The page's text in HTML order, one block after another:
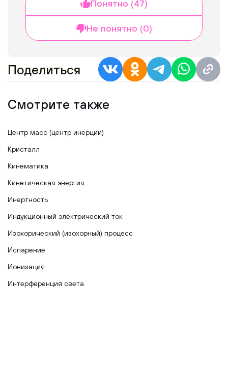
Понятно (47)
Не понятно (0)
Поделиться
Смотрите также
Центр масс (центр инерции)
Кристалл
Кинематика
Кинетическая энергия
Инертность
Индукционный электрический ток
Изохорический (изохорный) процесс
Испарение
Ионизация
Интерференция света